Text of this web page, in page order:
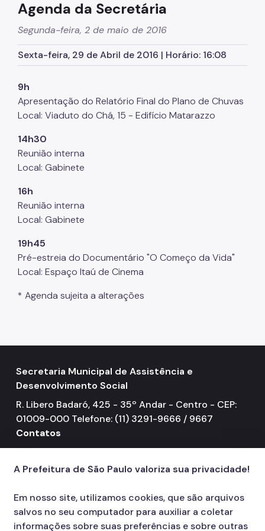
Supervisão de Assistência Social (SAS)
CPAS
Rede Socioassistencial
Pessoa em situação de rua
Crianças e Adolescentes
Jovens e Adultos
Idosos
Família Acolhedora
Mulheres Vítimas de Violência
LGBTQIAPN+
Programa Cidade Protetora
Operação Altas Temperaturas (OAT)
Coordenadoria de Gestão de Benefícios
Transferência de Renda
Benefício de Prestação Continuada (BPC)
Agenda da Secretária
Segunda-feira, 2 de maio de 2016
Sexta-feira, 29 de Abril de 2016 | Horário: 16:08
9h
Apresentação do Relatório Final do Plano de Chuvas
Local: Viaduto do Chá, 15 - Edifício Matarazzo
14h30
Reunião interna
Local: Gabinete
16h
Reunião interna
Local: Gabinete
19h45
Pré-estreia do Documentário "O Começo da Vida"
Local: Espaço Itaú de Cinema
* Agenda sujeita a alterações
Secretaria Municipal de Assistência e
Desenvolvimento Social
R. Libero Badaró, 425 - 35º Andar - Centro - CEP:
01009-000 Telefone: (11) 3291-9666 / 9667
Contatos
156
A Prefeitura de São Paulo valoriza sua privacidade!
Em nosso site, utilizamos cookies, que são arquivos
salvos no seu computador para auxiliar a coletar
informações sobre suas preferências e sobre outras